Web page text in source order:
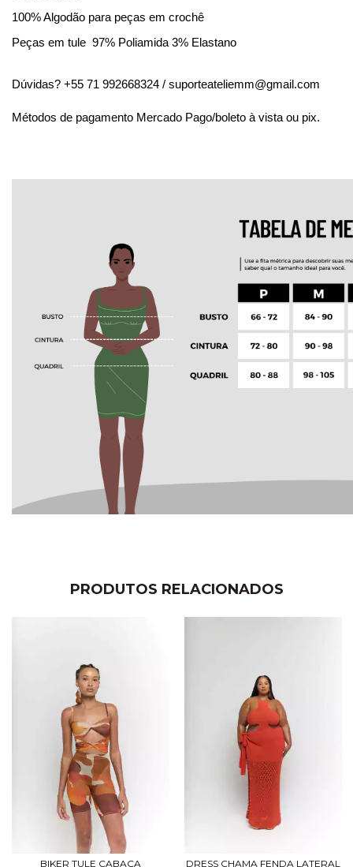
100% Algodão para peças em crochê
Peças em tule  97% Poliamida 3% Elastano
Dúvidas? +55 71 992668324 / suporteateliemm@gmail.com
Métodos de pagamento Mercado Pago/boleto à vista ou pix.
PRODUTOS RELACIONADOS
BIKER TULE CABAÇA DRESS CHAMA FENDA LATERAL